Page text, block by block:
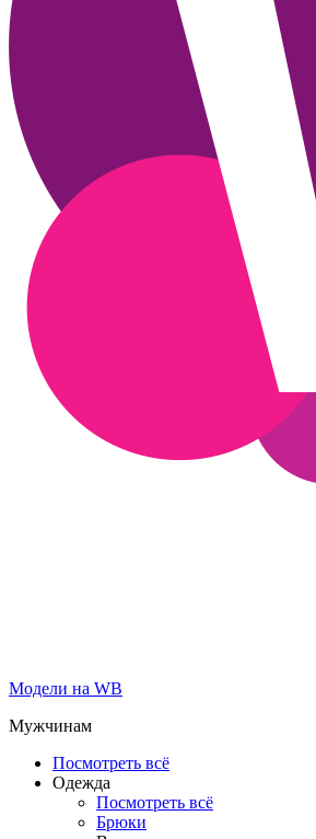
Модели на WB
Мужчинам
Посмотреть всё
Одежда
Посмотреть всё
Брюки